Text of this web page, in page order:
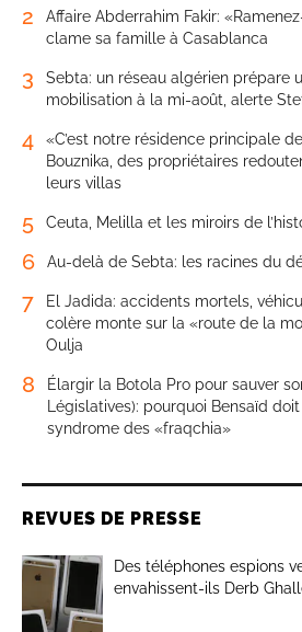
2
Affaire Abderrahim Fakir:
clame sa famille à Casablanca
3
Sebta: un réseau algérien prépare
mobilisation à la mi-août, alerte
4
«C’est notre résidence principale
Bouznika, des propriétaires
leurs villas
5 Ceuta, Melilla et les miroirs de
6 Au-delà de Sebta: les racines du
7
El Jadida: accidents mortels,
colère monte sur la «route de la
Oulja
8
Élargir la Botola Pro pour sauver
Législatives): pourquoi Bensaïd
syndrome des «fraqchia»
REVUES DE PRESSE
Des téléphones espions
envahissent-ils Derb